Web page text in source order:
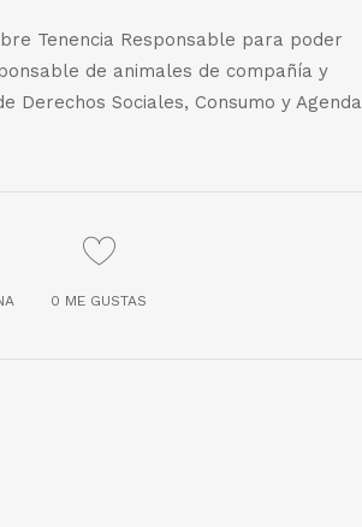
Tenencia Responsable para poder
de animales de compañía y
Sociales, Consumo y Agenda
0 ME GUSTAS